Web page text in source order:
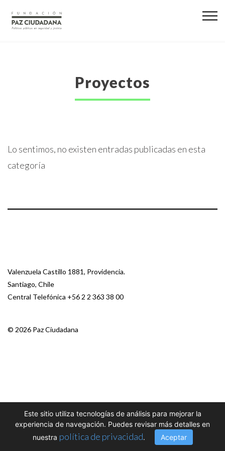
Proyectos
Lo sentimos, no existen entradas publicadas en esta
categoría
Valenzuela Castillo 1881, Providencia.
Santiago, Chile
Central Telefónica +56 2 2 363 38 00
© 2026 Paz Ciudadana
Este sitio utiliza tecnologías de análisis para mejorar la
experiencia de navegación. Puedes revisar más detalles en
nuestra política de privacidad. Aceptar